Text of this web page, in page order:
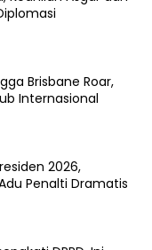
Brisbane Roar,
Internasional
2026,
Penalti Dramatis